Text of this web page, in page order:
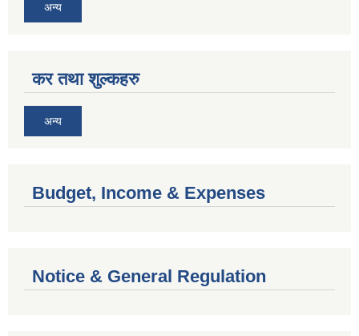
अन्य
कर तथा शुल्कहरु
अन्य
Budget, Income & Expenses
Notice & General Regulation